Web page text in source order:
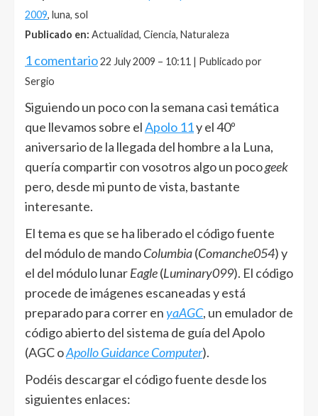
2009, luna, sol
Publicado en: Actualidad, Ciencia, Naturaleza
1 comentario22 July 2009 – 10:11 | Publicado por
Sergio
Siguiendo un poco con la semana casi temática
que llevamos sobre elApolo 11y el 40º
aniversario de la llegada del hombre a la Luna,
quería compartir con vosotros algo un pocogeek
pero, desde mi punto de vista, bastante
interesante.
El tema es que se ha liberado el código fuente
del módulo de mandoColumbia(Comanche054) y
el del módulo lunarEagle(Luminary099). El código
procede de imágenes escaneadas y está
preparado para correr enyaAGC, un emulador de
código abierto del sistema de guía del Apolo
(AGC oApollo Guidance Computer).
Podéis descargar el código fuente desde los
siguientes enlaces: